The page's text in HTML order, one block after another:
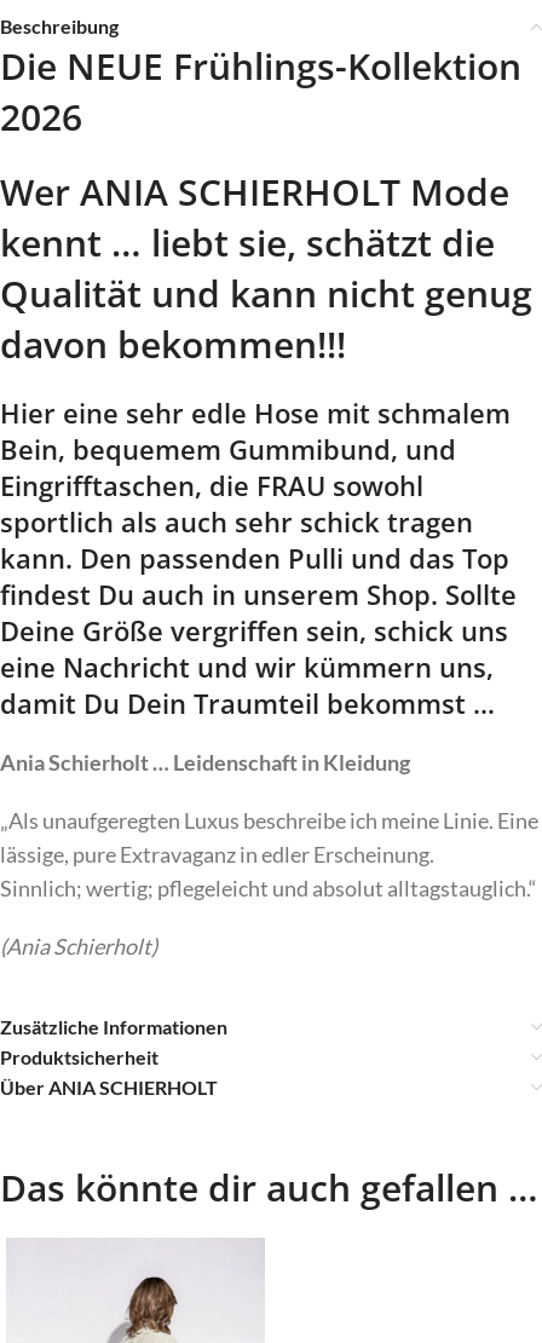
Beschreibung
Die NEUE Frühlings-Kollektion
2026
Wer ANIA SCHIERHOLT Mode
kennt … liebt sie, schätzt die
Qualität und kann nicht genug
davon bekommen!!!
Hier eine sehr edle Hose mit schmalem
Bein, bequemem Gummibund, und
Eingrifftaschen, die FRAU sowohl
sportlich als auch sehr schick tragen
kann. Den passenden Pulli und das Top
findest Du auch in unserem Shop. Sollte
Deine Größe vergriffen sein, schick uns
eine Nachricht und wir kümmern uns,
damit Du Dein Traumteil bekommst …
Ania Schierholt … Leidenschaft in Kleidung
„Als unaufgeregten Luxus beschreibe ich meine Linie. Eine
lässige, pure Extravaganz in edler Erscheinung.
Sinnlich; wertig; pflegeleicht und absolut alltagstauglich.“
(Ania Schierholt)
Zusätzliche Informationen
Produktsicherheit
Über ANIA SCHIERHOLT
Das könnte dir auch gefallen …